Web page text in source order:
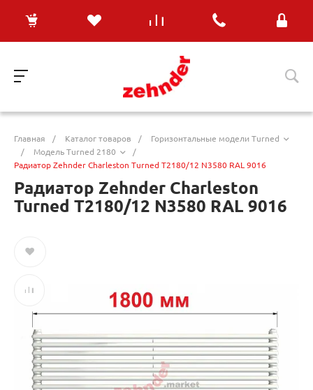
Главная / Каталог товаров /
Горизонтальные модели Turned
/
Модель Turned 2180
/
Радиатор Zehnder Charleston Turned T2180/12 N3580 RAL 9016
Радиатор Zehnder Charleston
Turned T2180/12 N3580 RAL 9016